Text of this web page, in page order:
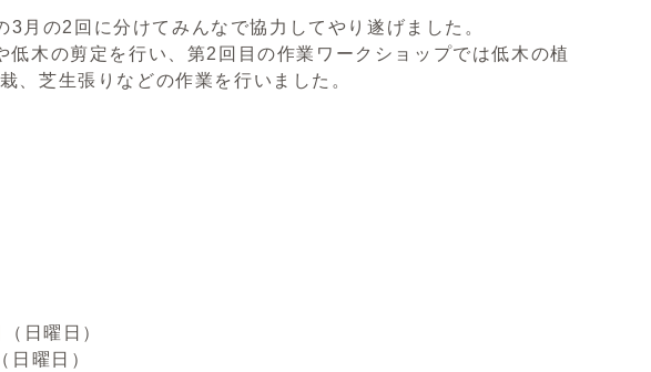
月の2回に分けてみんなで協力してやり遂げました。
木の剪定を行い、第2回目の作業ワークショップでは低木の植
、芝生張りなどの作業を行いました。
日曜日）
曜日）